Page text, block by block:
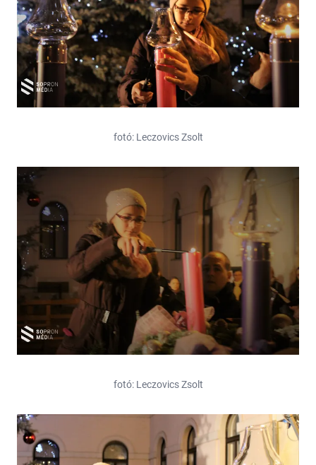
fotó: Leczovics Zsolt
fotó: Leczovics Zsolt